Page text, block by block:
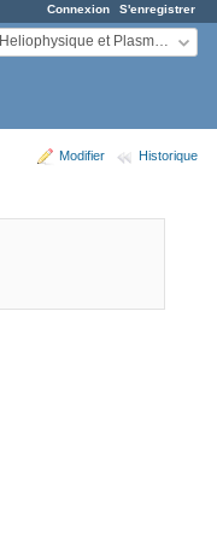
Connexion S'enregistrer
Pole Heliophysique et Plasmas Astrophysiques
Modifier Historique